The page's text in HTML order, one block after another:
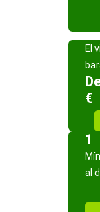
El
€
1
al